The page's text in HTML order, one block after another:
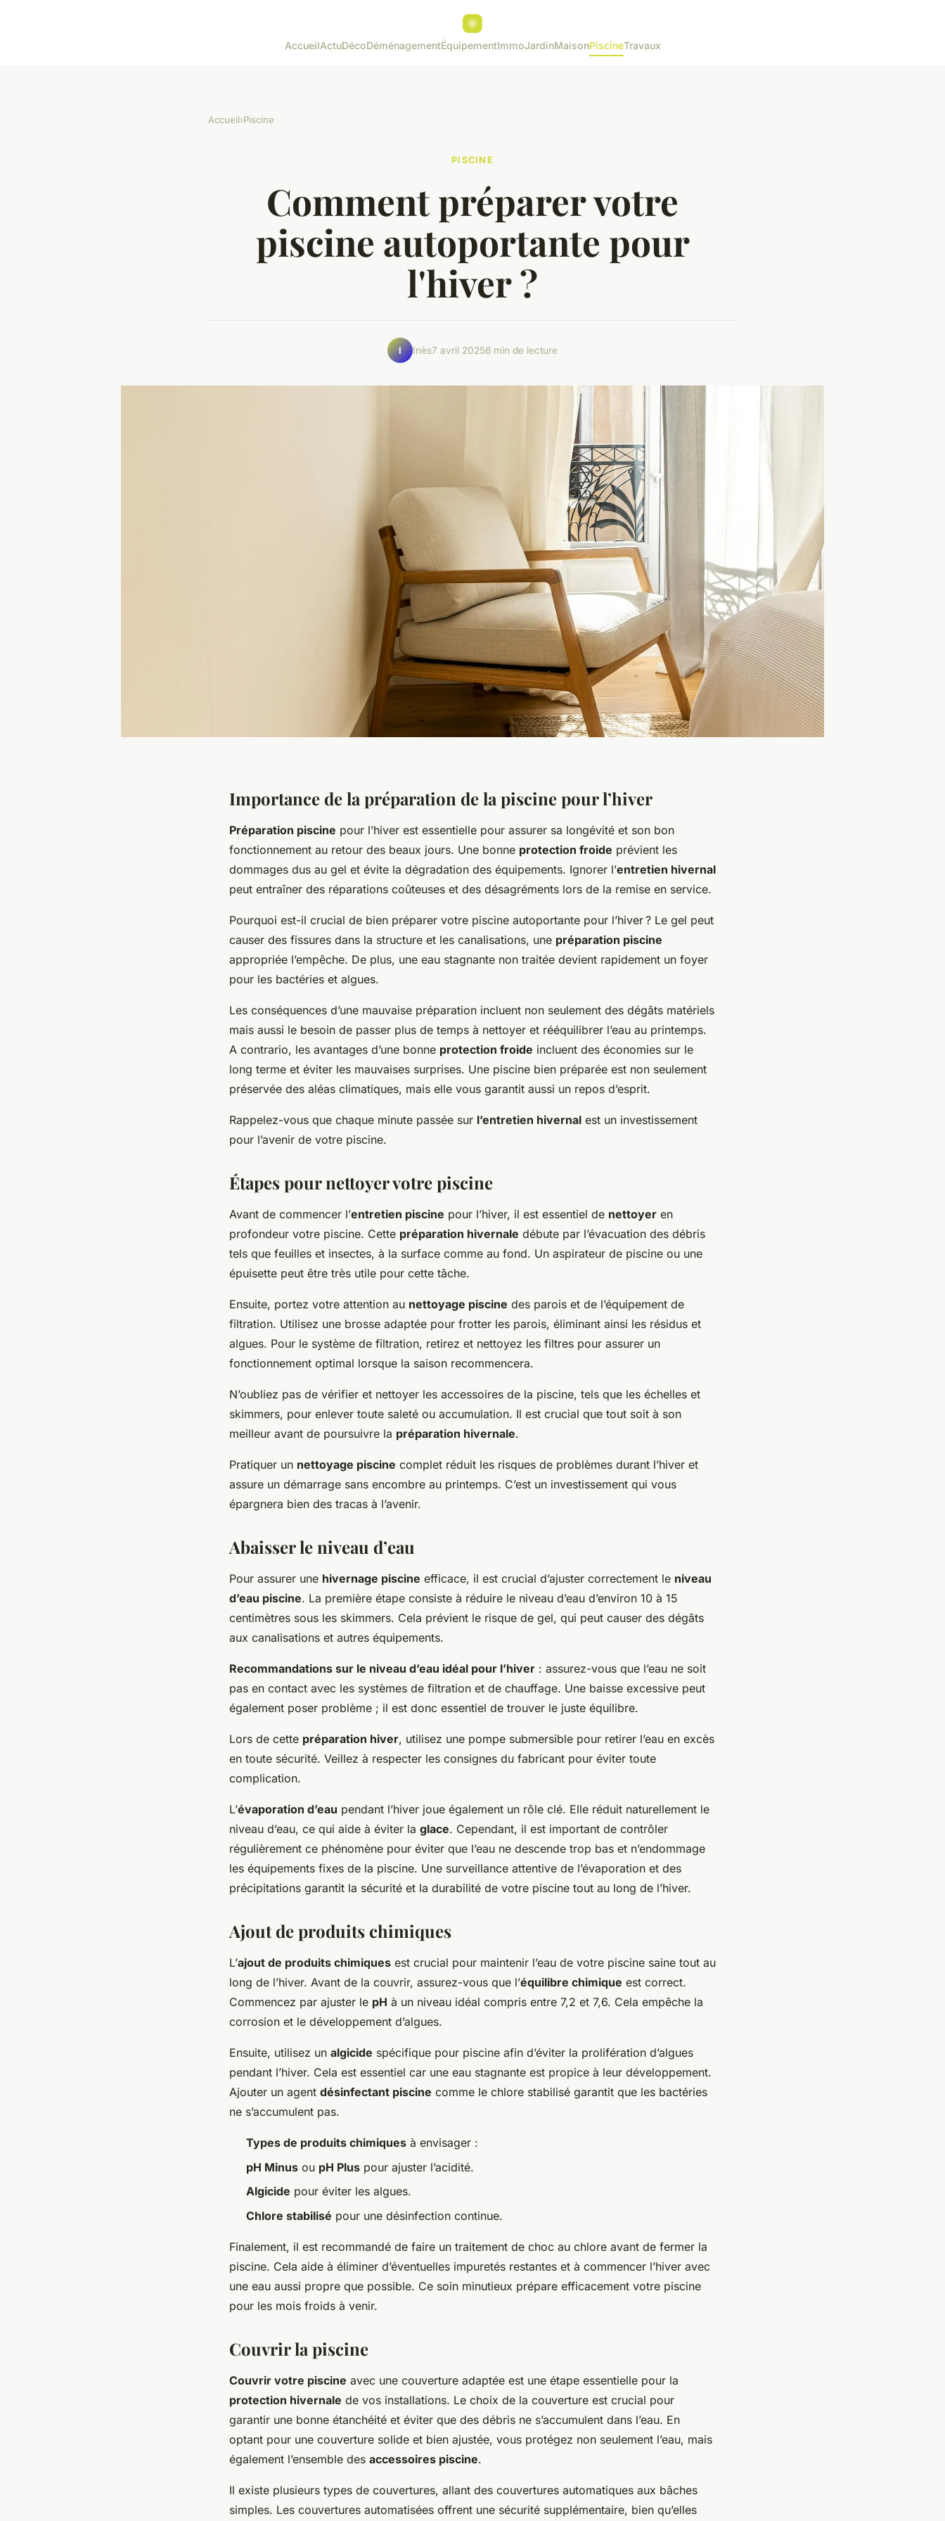
AccueilActuDécoDéménagementÉquipementImmoJardinMaisonPiscineTravaux
Accueil›Piscine
PISCINE
Comment préparer votre
piscine autoportante pour
l'hiver ?
I Inès7 avril 20256 min de lecture
Importance de la préparation de la piscine pour l’hiver
Préparation piscine pour l’hiver est essentielle pour assurer sa longévité et son bon
fonctionnement au retour des beaux jours. Une bonne protection froide prévient les
dommages dus au gel et évite la dégradation des équipements. Ignorer l’entretien hivernal
peut entraîner des réparations coûteuses et des désagréments lors de la remise en service.
Pourquoi est-il crucial de bien préparer votre piscine autoportante pour l’hiver ? Le gel peut
causer des fissures dans la structure et les canalisations, une préparation piscine
appropriée l’empêche. De plus, une eau stagnante non traitée devient rapidement un foyer
pour les bactéries et algues.
Les conséquences d’une mauvaise préparation incluent non seulement des dégâts matériels
mais aussi le besoin de passer plus de temps à nettoyer et rééquilibrer l’eau au printemps.
A contrario, les avantages d’une bonne protection froide incluent des économies sur le
long terme et éviter les mauvaises surprises. Une piscine bien préparée est non seulement
préservée des aléas climatiques, mais elle vous garantit aussi un repos d’esprit.
Rappelez-vous que chaque minute passée sur l’entretien hivernal est un investissement
pour l’avenir de votre piscine.
Étapes pour nettoyer votre piscine
Avant de commencer l’entretien piscine pour l’hiver, il est essentiel de nettoyer en
profondeur votre piscine. Cette préparation hivernale débute par l’évacuation des débris
tels que feuilles et insectes, à la surface comme au fond. Un aspirateur de piscine ou une
épuisette peut être très utile pour cette tâche.
Ensuite, portez votre attention au nettoyage piscine des parois et de l’équipement de
filtration. Utilisez une brosse adaptée pour frotter les parois, éliminant ainsi les résidus et
algues. Pour le système de filtration, retirez et nettoyez les filtres pour assurer un
fonctionnement optimal lorsque la saison recommencera.
N’oubliez pas de vérifier et nettoyer les accessoires de la piscine, tels que les échelles et
skimmers, pour enlever toute saleté ou accumulation. Il est crucial que tout soit à son
meilleur avant de poursuivre la préparation hivernale.
Pratiquer un nettoyage piscine complet réduit les risques de problèmes durant l’hiver et
assure un démarrage sans encombre au printemps. C’est un investissement qui vous
épargnera bien des tracas à l’avenir.
Abaisser le niveau d’eau
Pour assurer une hivernage piscine efficace, il est crucial d’ajuster correctement le niveau
d’eau piscine. La première étape consiste à réduire le niveau d’eau d’environ 10 à 15
centimètres sous les skimmers. Cela prévient le risque de gel, qui peut causer des dégâts
aux canalisations et autres équipements.
Recommandations sur le niveau d’eau idéal pour l’hiver : assurez-vous que l’eau ne soit
pas en contact avec les systèmes de filtration et de chauffage. Une baisse excessive peut
également poser problème ; il est donc essentiel de trouver le juste équilibre.
Lors de cette préparation hiver, utilisez une pompe submersible pour retirer l’eau en excès
en toute sécurité. Veillez à respecter les consignes du fabricant pour éviter toute
complication.
L’évaporation d’eau pendant l’hiver joue également un rôle clé. Elle réduit naturellement le
niveau d’eau, ce qui aide à éviter la glace. Cependant, il est important de contrôler
régulièrement ce phénomène pour éviter que l’eau ne descende trop bas et n’endommage
les équipements fixes de la piscine. Une surveillance attentive de l’évaporation et des
précipitations garantit la sécurité et la durabilité de votre piscine tout au long de l’hiver.
Ajout de produits chimiques
L’ajout de produits chimiques est crucial pour maintenir l’eau de votre piscine saine tout au
long de l’hiver. Avant de la couvrir, assurez-vous que l’équilibre chimique est correct.
Commencez par ajuster le pH à un niveau idéal compris entre 7,2 et 7,6. Cela empêche la
corrosion et le développement d’algues.
Ensuite, utilisez un algicide spécifique pour piscine afin d’éviter la prolifération d’algues
pendant l’hiver. Cela est essentiel car une eau stagnante est propice à leur développement.
Ajouter un agent désinfectant piscine comme le chlore stabilisé garantit que les bactéries
ne s’accumulent pas.
Types de produits chimiques à envisager :
pH Minus ou pH Plus pour ajuster l’acidité.
Algicide pour éviter les algues.
Chlore stabilisé pour une désinfection continue.
Finalement, il est recommandé de faire un traitement de choc au chlore avant de fermer la
piscine. Cela aide à éliminer d’éventuelles impuretés restantes et à commencer l’hiver avec
une eau aussi propre que possible. Ce soin minutieux prépare efficacement votre piscine
pour les mois froids à venir.
Couvrir la piscine
Couvrir votre piscine avec une couverture adaptée est une étape essentielle pour la
protection hivernale de vos installations. Le choix de la couverture est crucial pour
garantir une bonne étanchéité et éviter que des débris ne s’accumulent dans l’eau. En
optant pour une couverture solide et bien ajustée, vous protégez non seulement l’eau, mais
également l’ensemble des accessoires piscine.
Il existe plusieurs types de couvertures, allant des couvertures automatiques aux bâches
simples. Les couvertures automatisées offrent une sécurité supplémentaire, bien qu’elles